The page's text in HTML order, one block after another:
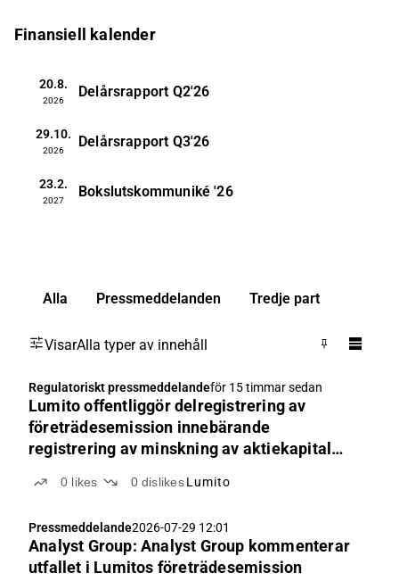
Finansiell kalender
20.8.
2026
Delårsrapport Q2'26
29.10.
2026
Delårsrapport Q3'26
23.2.
2027
Bokslutskommuniké '26
Alla Pressmeddelanden Tredje part
VisarAlla typer av innehåll
Regulatoriskt pressmeddelandeför 15 timmar sedan
Lumito offentliggör delregistrering av
företrädesemission innebärande
registrering av minskning av aktiekapital
0 likes 0 dislikes Lumito
Pressmeddelande2026-07-29 12:01
Analyst Group: Analyst Group kommenterar
utfallet i Lumitos företrädesemission